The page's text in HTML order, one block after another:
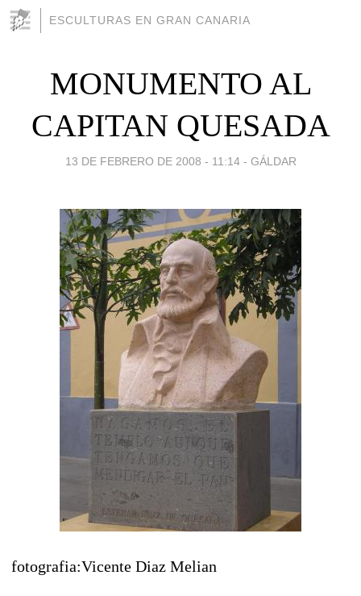
ESCULTURAS EN GRAN CANARIA
MONUMENTO AL
CAPITAN QUESADA
13 DE FEBRERO DE 2008 - 11:14 - GÁLDAR
fotografia:Vicente Diaz Melian